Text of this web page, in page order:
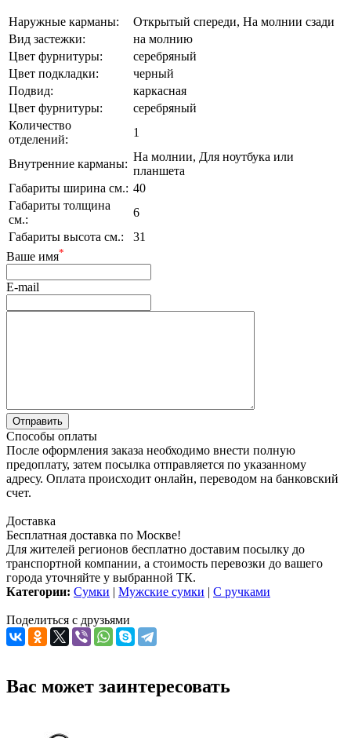
Наружные карманы:
Открытый спереди, На молнии сзади
Вид застежки:
на молнию
Цвет фурнитуры:
серебряный
Цвет подкладки:
черный
Подвид:
каркасная
Цвет фурнитуры:
серебряный
Количество
отделений:
1
Внутренние карманы:
На молнии, Для ноутбука или
планшета
Габариты ширина см.: 40
Габариты толщина
см.:
6
Габариты высота см.:
31
Ваше имя*
E-mail
Способы оплаты
После оформления заказа необходимо внести полную
предоплату, затем посылка отправляется по указанному
адресу. Оплата происходит онлайн, переводом на банковский
счет.
Доставка
Бесплатная доставка по Москве!
Для жителей регионов бесплатно доставим посылку до
транспортной компании, а стоимость перевозки до вашего
города уточняйте у выбранной ТК.
Категории: Сумки | Мужские сумки | С ручками
Поделиться с друзьями
Вас может заинтересовать